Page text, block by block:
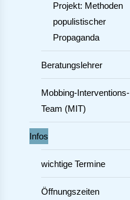
Projekt: Methoden
populistischer
Propaganda
Beratungslehrer
Mobbing-Interventions-
Team (MIT)
Infos
wichtige Termine
Öffnungszeiten